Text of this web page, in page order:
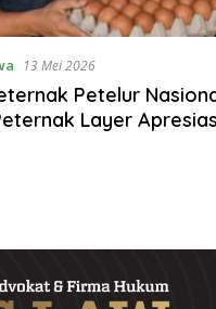
13 Mei 2026
Petelur
Layer
Magetan